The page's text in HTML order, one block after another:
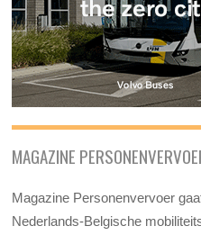
MAGAZINE
Magazine Personenvervoer
Nederlands-Belgische